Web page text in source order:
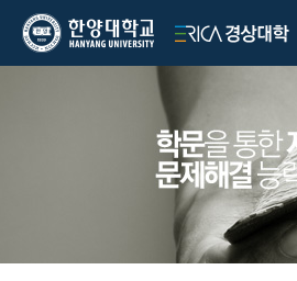
한양대학교